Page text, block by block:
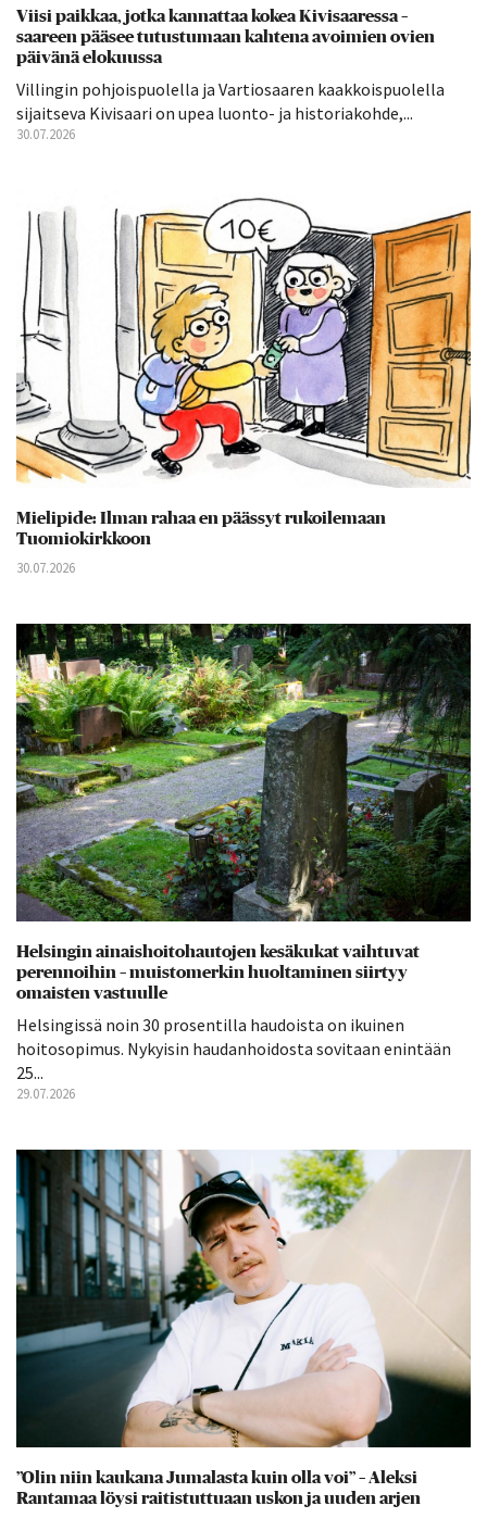
Viisi paikkaa, jotka kannattaa kokea Kivisaaressa –
saareen pääsee tutustumaan kahtena avoimien ovien
päivänä elokuussa
Villingin pohjoispuolella ja Vartiosaaren kaakkoispuolella
sijaitseva Kivisaari on upea luonto- ja historiakohde,...
30.07.2026
Mielipide: Ilman rahaa en päässyt rukoilemaan
Tuomiokirkkoon
30.07.2026
Helsingin ainaishoitohautojen kesäkukat vaihtuvat
perennoihin – muistomerkin huoltaminen siirtyy
omaisten vastuulle
Helsingissä noin 30 prosentilla haudoista on ikuinen
hoitosopimus. Nykyisin haudanhoidosta sovitaan enintään
25...
29.07.2026
”Olin niin kaukana Jumalasta kuin olla voi” – Aleksi
Rantamaa löysi raitistuttuaan uskon ja uuden arjen